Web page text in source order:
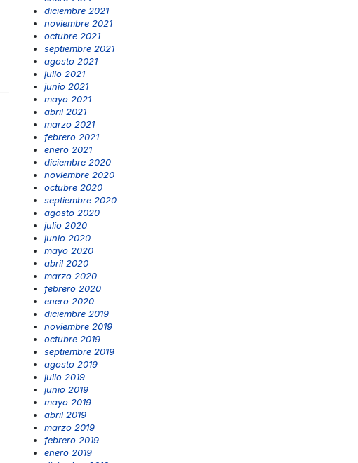
diciembre 2021
noviembre 2021
octubre 2021
septiembre 2021
agosto 2021
julio 2021
junio 2021
mayo 2021
abril 2021
marzo 2021
febrero 2021
enero 2021
diciembre 2020
noviembre 2020
octubre 2020
septiembre 2020
agosto 2020
julio 2020
junio 2020
mayo 2020
abril 2020
marzo 2020
febrero 2020
enero 2020
diciembre 2019
noviembre 2019
octubre 2019
septiembre 2019
agosto 2019
julio 2019
junio 2019
mayo 2019
abril 2019
marzo 2019
febrero 2019
enero 2019